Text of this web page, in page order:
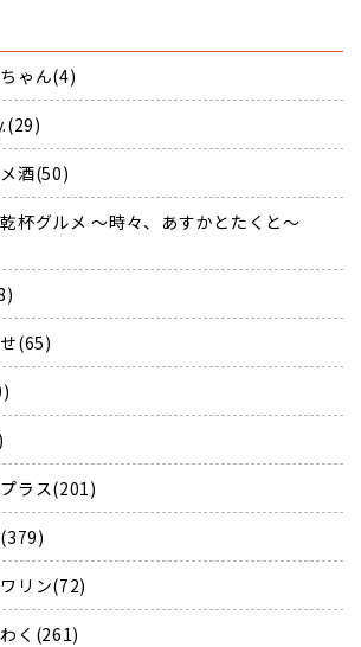
ゃん(4)
酒(50)
杯グルメ ～時々、あすかとたくと～
(65)
ラス(201)
リン(72)
く(261)